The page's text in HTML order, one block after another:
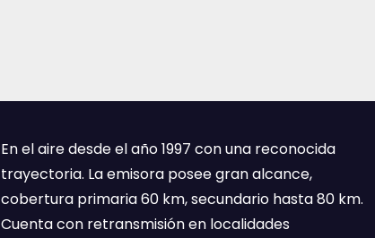
En el aire desde el año 1997 con una reconocida
trayectoria. La emisora posee gran alcance,
cobertura primaria 60 km, secundario hasta 80 km.
Cuenta con retransmisión en localidades